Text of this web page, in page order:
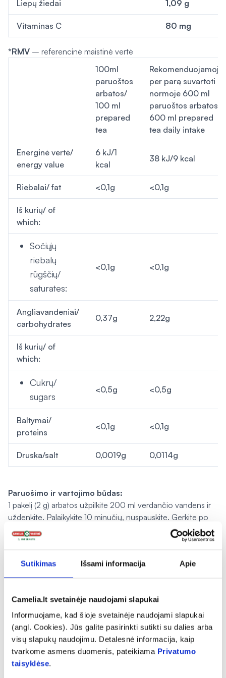
Sutikimas Išsami informacija Apie
Camelia.lt svetainėje naudojami slapukai
Informuojame, kad šioje svetainėje naudojami slapukai
(angl. Cookies). Jūs galite pasirinkti sutikti su dalies arba
visų slapukų naudojimu. Detalesnė informacija, kaip
tvarkome asmens duomenis, pateikiama Privatumo
taisyklėse.
Liepų žiedai 1,09 g
Vitaminas C 80 mg
*RMV – referencinė maistinė vertė
100ml
paruoštos
arbatos/
100 ml
prepared
tea
Rekomenduojamoje
per parą suvartoti
normoje 600 ml
paruoštos arbatos/
600 ml prepared
tea daily intake
Energinė vertė/
energy value
6 kJ/1
kcal
38 kJ/9 kcal
Riebalai/ fat <0,1g <0,1g
Iš kurių/ of
which:
Sočiųjų
riebalų
rūgščių/
saturates:
<0,1g <0,1g
Angliavandeniai/
carbohydrates
0,37g 2,22g
Iš kurių/ of
which:
Cukrų/
sugars
<0,5g <0,5g
Baltymai/
proteins
<0,1g <0,1g
Druska/salt 0,0019g 0,0114g
Paruošimo ir vartojimo būdas:
1 pakelį (2 g) arbatos užpilkite 200 ml verdančio vandens ir
uždenkite. Palaikykite 10 minučių, nuspauskite. Gerkite po
stiklinę arbatos 3 kartus per dieną.
Svarbu įvairi ir subalansuota mityba bei sveikas gyvenimo
būdas. Nevartoti asmenims, jautriems arbatos
Laikymo sąlygos:
Laikyti sausoje, gerai vėdinamoje patalpoje.
Gamintojas ir platintojas:
Pagaminta pagal UAB ACORUS CALAMUS užsakymą